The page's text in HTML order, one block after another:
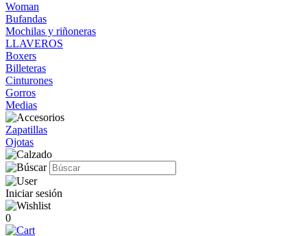
Woman
Bufandas
Mochilas y riñoneras
LLAVEROS
Boxers
Billeteras
Cinturones
Gorros
Medias
Zapatillas
Ojotas
Iniciar sesión
0